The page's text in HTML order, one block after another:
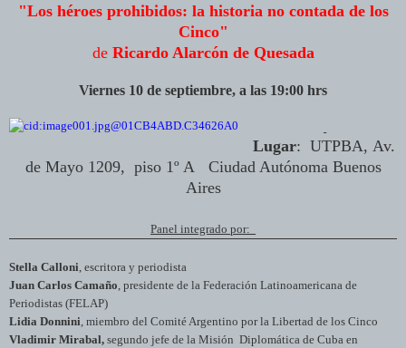
"Los héroes prohibidos: la historia no contada de los
Cinco"
de Ricardo Alarcón de Quesada
Viernes 10 de septiembre, a las 19:00 hrs
Lugar: UTPBA, Av.
de Mayo 1209, piso 1º A
Ciudad Autónoma Buenos
Aires
Panel integrado por:
Stella Calloni, escritora y periodista
Juan Carlos Camaño, presidente de la Federación Latinoamericana de
Periodistas (FELAP)
Lidia Donnini, miembro del Comité Argentino por la Libertad de los Cinco
Vladimir Mirabal, segundo jefe de la Misión Diplomática de Cuba en